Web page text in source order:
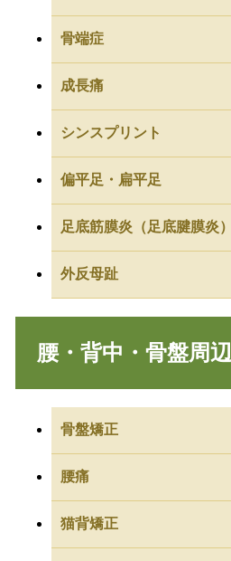
骨端症
成長痛
シンスプリント
偏平足・扁平足
足底筋膜炎（足底腱膜炎）
外反母趾
腰・背中・骨盤周辺
骨盤矯正
腰痛
猫背矯正